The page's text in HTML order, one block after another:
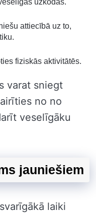
uzkodas.
attiecībā uz to,
fiziskās aktivitātēs.
varat sniegt
no no
veselīgāku
jauniešiem
laiki